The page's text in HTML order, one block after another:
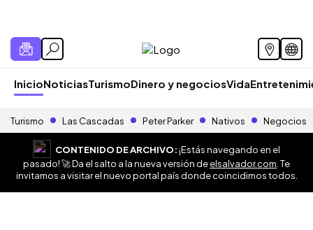
InicioNoticiasTurismoDinero y negociosVida
Turismo Las Cascadas Peter Parker Nativos Negocios
CONTENIDO DE ARCHIVO:¡Estás navegando en el
pasado! 🚀 Da el salto a la nueva versión deelsalvador.com . Te
invitamos a visitar el nuevo portal país donde coincidimos todos.